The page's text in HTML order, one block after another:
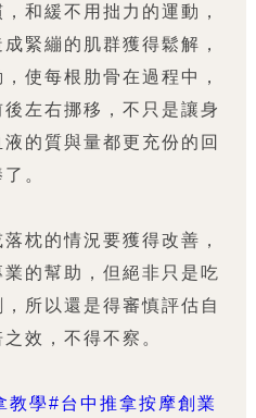
和緩不用拙力的運動，
緊繃的肌群獲得鬆解，
使每根肋骨在過程中，
左右挪移，不只是讓身
的質與量都更充份的回
。
枕的情況要獲得改善，
的幫助，但絕非只是吃
所以還是得審慎評估自
效，不得不察。
學#台中推拿按摩創業